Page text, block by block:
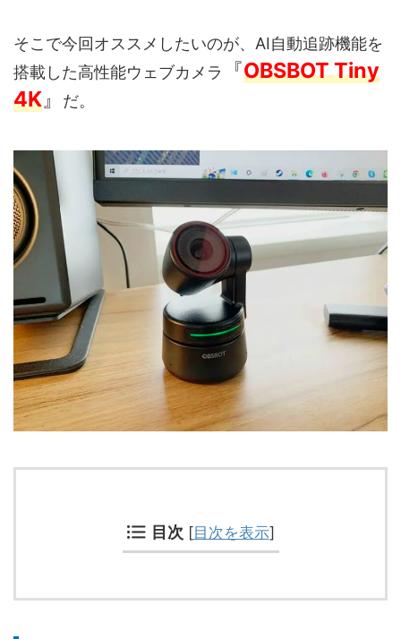
そこで今回オススメしたいのが、AI自動追跡機能を
搭載した高性能ウェブカメラ
『OBSBOT Tiny
4K』 だ。
目次 [目次を表示]